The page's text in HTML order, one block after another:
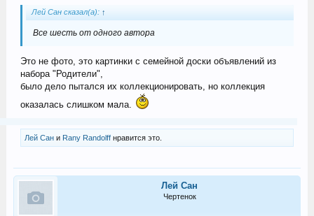
Лей Сан сказал(а): ↑
Все шесть от одного автора
Это не фото, это картинки с семейной доски объявлений из
набора "Родители",
было дело пытался их коллекционировать, но коллекция
оказалась слишком мала.
Лей Сани Rany Randolffнравится это.
Лей Сан
Чертенок